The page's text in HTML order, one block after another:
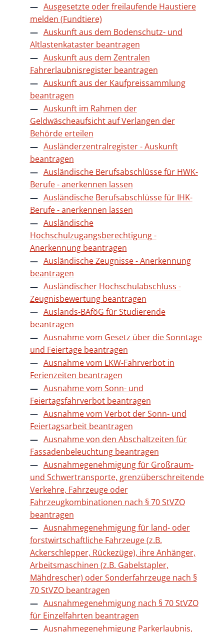
Ausgesetzte oder freilaufende Haustiere
melden (Fundtiere)
Auskunft aus dem Bodenschutz- und
Altlastenkataster beantragen
Auskunft aus dem Zentralen
Fahrerlaubnisregister beantragen
Auskunft aus der Kaufpreissammlung
beantragen
Auskunft im Rahmen der
Geldwäscheaufsicht auf Verlangen der
Behörde erteilen
Ausländerzentralregister - Auskunft
beantragen
Ausländische Berufsabschlüsse für HWK-
Berufe - anerkennen lassen
Ausländische Berufsabschlüsse für IHK-
Berufe - anerkennen lassen
Ausländische
Hochschulzugangsberechtigung -
Anerkennung beantragen
Ausländische Zeugnisse - Anerkennung
beantragen
Ausländischer Hochschulabschluss -
Zeugnisbewertung beantragen
Auslands-BAföG für Studierende
beantragen
Ausnahme vom Gesetz über die Sonntage
und Feiertage beantragen
Ausnahme vom LKW-Fahrverbot in
Ferienzeiten beantragen
Ausnahme vom Sonn- und
Feiertagsfahrverbot beantragen
Ausnahme vom Verbot der Sonn- und
Feiertagsarbeit beantragen
Ausnahme von den Abschaltzeiten für
Fassadenbeleuchtung beantragen
Ausnahmegenehmigung für Großraum-
und Schwertransporte, grenzüberschreitende
Verkehre, Fahrzeuge oder
Fahrzeugkombinationen nach § 70 StVZO
beantragen
Ausnahmegenehmigung für land- oder
forstwirtschaftliche Fahrzeuge (z.B.
Ackerschlepper, Rückezüge), ihre Anhänger,
Arbeitsmaschinen (z.B. Gabelstapler,
Mähdrescher) oder Sonderfahrzeuge nach §
70 StVZO beantragen
Ausnahmegenehmigung nach § 70 StVZO
für Einzelfahrten beantragen
Ausnahmegenehmigung Parkerlaubnis,